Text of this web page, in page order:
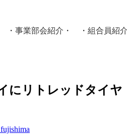
・ 事業部会紹介 ・ ・ 組合員紹
林水産省・厚生労働省 認可
にリトレッドタイヤ
fujishima